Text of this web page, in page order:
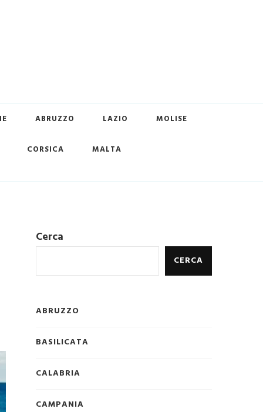
ABRUZZO LAZIO MOLISE
CORSICA MALTA
Cerca
CERCA
ABRUZZO
BASILICATA
CALABRIA
CAMPANIA